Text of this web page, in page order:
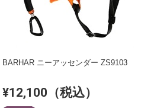
BARHAR ニーアッセンダー ZS9103
¥12,100（税込）